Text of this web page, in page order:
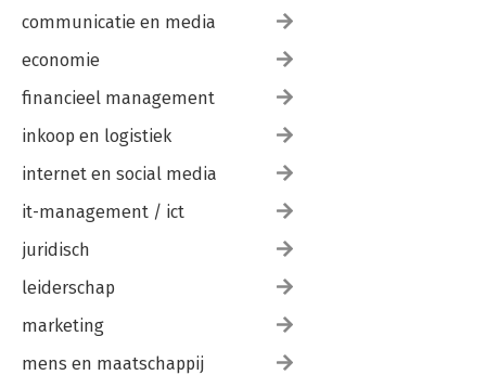
communicatie en media
economie
financieel management
inkoop en logistiek
internet en social media
it-management / ict
juridisch
leiderschap
marketing
mens en maatschappij